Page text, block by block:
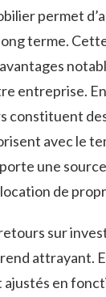
permet
terme.
entreprise.
constituent
avec le
une
de
sur
rend attrayant.
en